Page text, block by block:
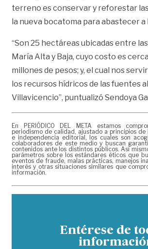
terreno es conservar y reforestar
la nueva bocatoma para abastecer a
“Son 25 hectáreas ubicadas entre
María Alta y Baja, cuyo costo es
millones de pesos; y, el cual nos
los recursos hídricos de las fuentes
Villavicencio”, puntualizó Sendoya
En PERIÓDICO DEL META estamos
periodismo de calidad, ajustado a principios
e independencia editorial, los cuales son
colaboradores de este medio y buscan
contenidos ante los distintos públicos. Así
parámetros sobre los estándares éticos que
eventos de fraude, malas prácticas, manejos
interés y otras situaciones similares que
información.
Entérese de